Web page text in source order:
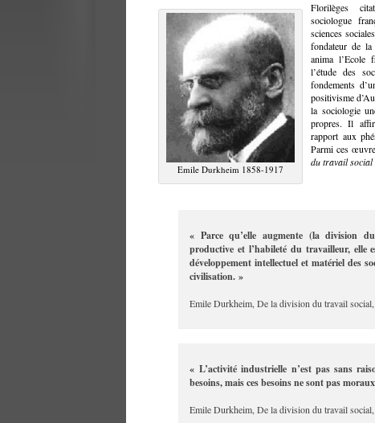
Emile Durkheim 1858-1917
Florilèges
sociologue
sciences
fondateur de la
anima l’Ecole
l’étude des
fondements
positivisme
la sociologie
propres. Il
rapport aux
Parmi ces
du travail social
« Parce qu’elle augmente (la division
productive et l’habileté du travailleur, elle
développement intellectuel et matériel des
civilisation. »
Emile Durkheim, De la division du travail
« L’activité industrielle n’est pas sans
besoins, mais ces besoins ne sont pas
Emile Durkheim, De la division du travail